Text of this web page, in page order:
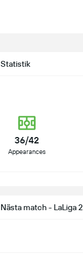
Statistik
36/42
Appearances
Nästa match - LaLiga 2